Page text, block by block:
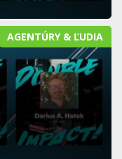
AGENTÚRY & ĽUDIA